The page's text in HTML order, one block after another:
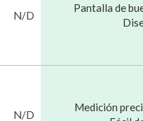
N/D
Pantalla de
N/D
Medición